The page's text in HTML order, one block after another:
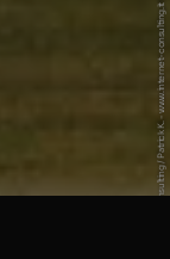
© Internet Consulting / Patrick K. - www.internet-consulting.it